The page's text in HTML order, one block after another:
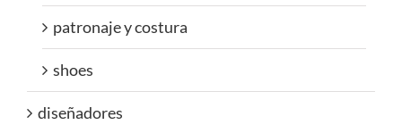
patronaje y costura
shoes
diseñadores